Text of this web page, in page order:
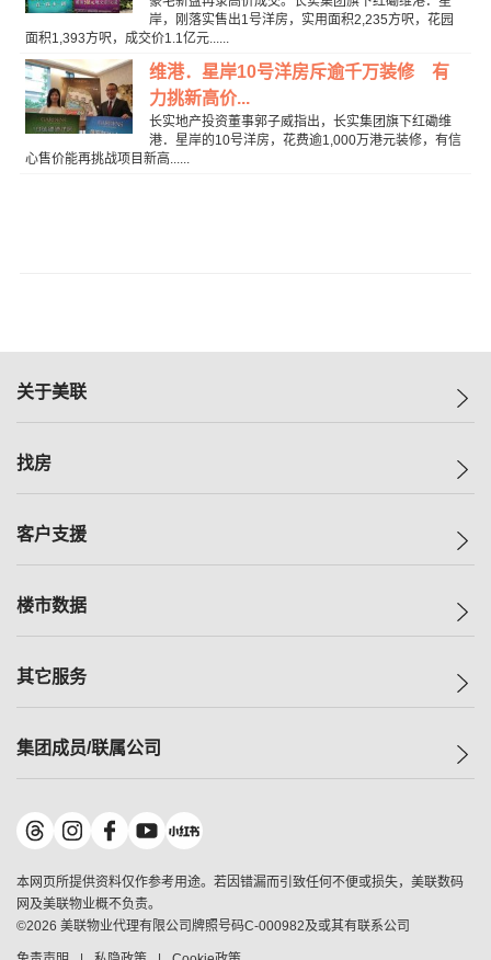
岸，刚落实售出1号洋房，实用面积2,235方呎，花园
面积1,393方呎，成交价1.1亿元......
维港．星岸10号洋房斥逾千万装修 有
力挑新高价...
长实地产投资董事郭子威指出，长实集团旗下红磡维
港．星岸的10号洋房，花费逾1,000万港元装修，有信
心售价能再挑战项目新高......
关于美联
美联集团
人才招募
找房
一手新房
减价
美联豪宅
独家楼盘
租房
客户支援
自助放盘
查询热线
按揭计算机
负担能力计算机
转按计算机
缴款方式
楼市数据
指数
历史成交
小区成交排行榜
地区百科
其它服务
小区专页
美联精英会
美善会
地产经纪人管理协会
申报已递交的购楼开盘
集团成员/联属公司
美联物业
鋑联控股*
美联工商铺*
美联中国
美联澳门
本网页所提供资料仅作参考用途。若因错漏而引致任何不便或损失，美联数码
网及美联物业概不负责。
©2026 美联物业代理有限公司牌照号码C-000982及或其有联系公司